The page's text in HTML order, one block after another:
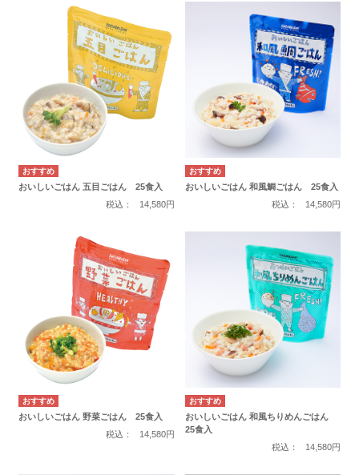
おいしいごはん 五目ごはん 25食入
税込：
14,580円
おいしいごはん 和風鯛ごはん 25食入
税込：
14,580円
おいしいごはん 野菜ごはん 25食入
税込：
14,580円
おいしいごはん 和風ちりめんごはん
25食入
税込：
14,580円